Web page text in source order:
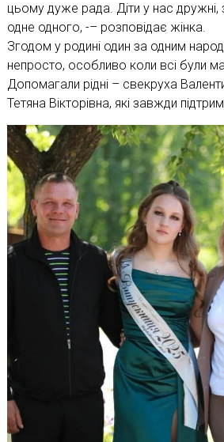
цьому дуже рада. Діти у нас
одне одного, -– розповідає жінка.
Згодом у родині один за одним
непросто, особливо коли всі були
Допомагали рідні – свекруха
Тетяна Вікторівна, які завжди